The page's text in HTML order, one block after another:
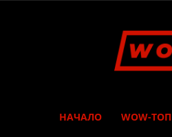
НАЧАЛО WOW-ТОП